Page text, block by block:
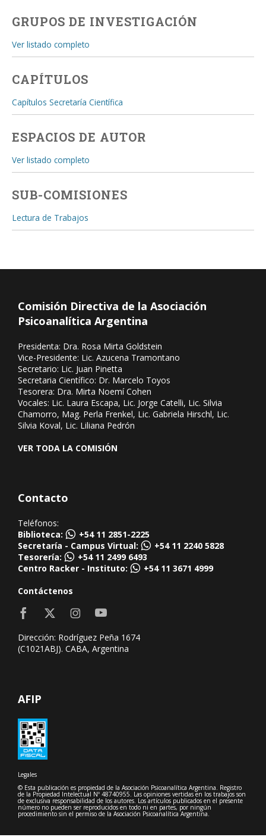
GRUPOS DE INVESTIGACIÓN
Ver listado completo
CAPÍTULOS
Capítulos Secretaría Científica
ESPACIOS DE AUTOR
Ver listado completo
SUB-COMISIONES
Lectura de Trabajos
Comisión Directiva de la Asociación
Psicoanalítica Argentina
Presidenta: Dra. Rosa Mirta Goldstein
Vice-Presidente: Lic. Azucena Tramontano
Secretario: Lic. Juan Pinetta
Secretaria Científico: Dr. Marcelo Toyos
Tesorera: Dra. Mirta Noemí Cohen
Vocales: Lic. Laura Escapa, Lic. Jorge Catelli, Lic. Silvia
Chamorro, Mag. Perla Frenkel, Lic. Gabriela Hirschl, Lic.
Silvia Koval, Lic. Liliana Pedrón
VER TODA LA COMISIÓN
Contacto
Teléfonos:
Biblioteca:
+54 11 2851-2225
Secretaría - Campus Virtual:
+54 11 2240 5828
Tesorería:
+54 11 2499 6493
Centro Racker - Instituto:
+54 11 3671 4999
Contáctenos
Dirección: Rodríguez Peña 1674
(C1021ABJ). CABA, Argentina
AFIP
Legales
© Esta publicación es propiedad de la Asociación Psicoanalítica Argentina. Registro
de la Propiedad Intelectual Nº 48740955. Las opiniones vertidas en los trabajos son
de exclusiva responsabilidad de los autores. Los artículos publicados en el presente
número no pueden ser reproducidos en todo ni en partes, por ningún
procedimiento sin el permiso de la Asociación Psicoanalítica Argentina.